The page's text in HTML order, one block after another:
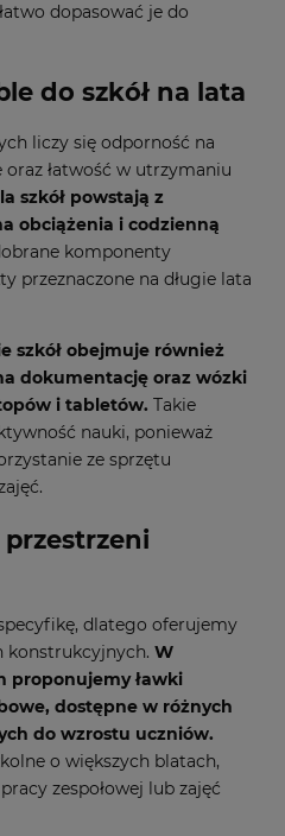
dopasować je do
do szkół na lata
liczy się odporność na
łatwość w utrzymaniu
szkół powstają z
obciążenia i codzienną
komponenty
przeznaczone na długie lata
szkół obejmuje również
dokumentację oraz wózki
i tabletów. Takie
nauki, ponieważ
ze sprzętu
dlatego oferujemy
konstrukcyjnych. W
proponujemy ławki
dostępne w różnych
do wzrostu uczniów.
o większych blatach,
zespołowej lub zajęć